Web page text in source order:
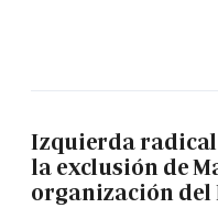
Izquierda radical
la exclusión de
organización del